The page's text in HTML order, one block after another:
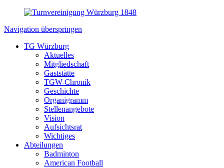
Navigation überspringen
TG Würzburg
Aktuelles
Mitgliedschaft
Gaststätte
TGW-Chronik
Geschichte
Organigramm
Stellenangebote
Vision
Aufsichtsrat
Wichtiges
Abteilungen
Badminton
American Football